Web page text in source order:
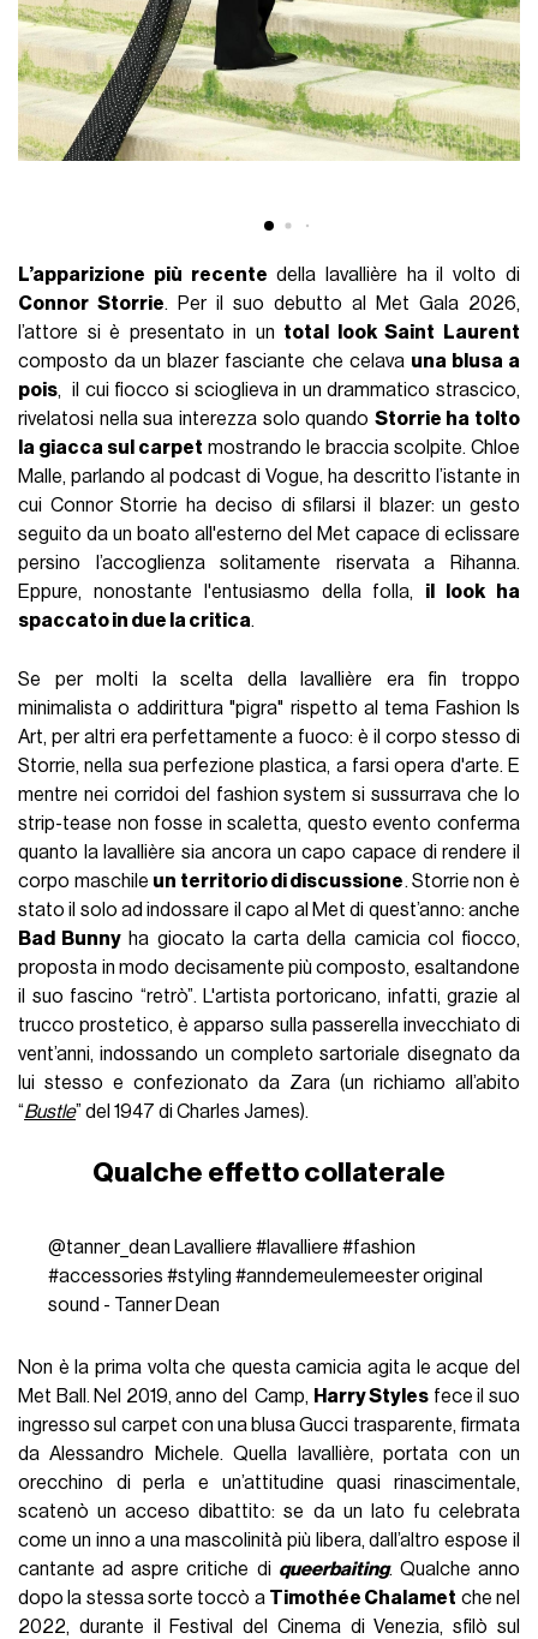
L’apparizione più recente della lavallière ha il volto di
Connor Storrie. Per il suo debutto al Met Gala 2026,
l’attore si è presentato in un total look Saint Laurent
composto da un blazer fasciante che celava una blusa a
pois, il cui fiocco si scioglieva in un drammatico strascico,
rivelatosi nella sua interezza solo quando Storrie ha tolto
la giacca sul carpet mostrando le braccia scolpite. Chloe
Malle, parlando al podcast di Vogue, ha descritto l’istante in
cui Connor Storrie ha deciso di sfilarsi il blazer: un gesto
seguito da un boato all'esterno del Met capace di eclissare
persino l’accoglienza solitamente riservata a Rihanna.
Eppure, nonostante l'entusiasmo della folla, il look ha
spaccato in due la critica.
Se per molti la scelta della lavallière era fin troppo
minimalista o addirittura "pigra" rispetto al tema Fashion Is
Art, per altri era perfettamente a fuoco: è il corpo stesso di
Storrie, nella sua perfezione plastica, a farsi opera d'arte. E
mentre nei corridoi del fashion system si sussurrava che lo
strip-tease non fosse in scaletta, questo evento conferma
quanto la lavallière sia ancora un capo capace di rendere il
corpo maschile un territorio di discussione. Storrie non è
stato il solo ad indossare il capo al Met di quest’anno: anche
Bad Bunny ha giocato la carta della camicia col fiocco,
proposta in modo decisamente più composto, esaltandone
il suo fascino “retrò”. L'artista portoricano, infatti, grazie al
trucco prostetico, è apparso sulla passerella invecchiato di
vent’anni, indossando un completo sartoriale disegnato da
lui stesso e confezionato da Zara (un richiamo all’abito
“Bustle” del 1947 di Charles James).
Qualche effetto collaterale
@tanner_dean Lavalliere #lavalliere #fashion
#accessories #styling #anndemeulemeesteroriginal
sound - Tanner Dean
Non è la prima volta che questa camicia agita le acque del
Met Ball. Nel 2019, anno del Camp, Harry Styles fece il suo
ingresso sul carpet con una blusa Gucci trasparente, firmata
da Alessandro Michele. Quella lavallière, portata con un
orecchino di perla e un’attitudine quasi rinascimentale,
scatenò un acceso dibattito: se da un lato fu celebrata
come un inno a una mascolinità più libera, dall’altro espose il
cantante ad aspre critiche di queerbaiting. Qualche anno
dopo la stessa sorte toccò a Timothée Chalamet che nel
2022, durante il Festival del Cinema di Venezia, sfilò sul